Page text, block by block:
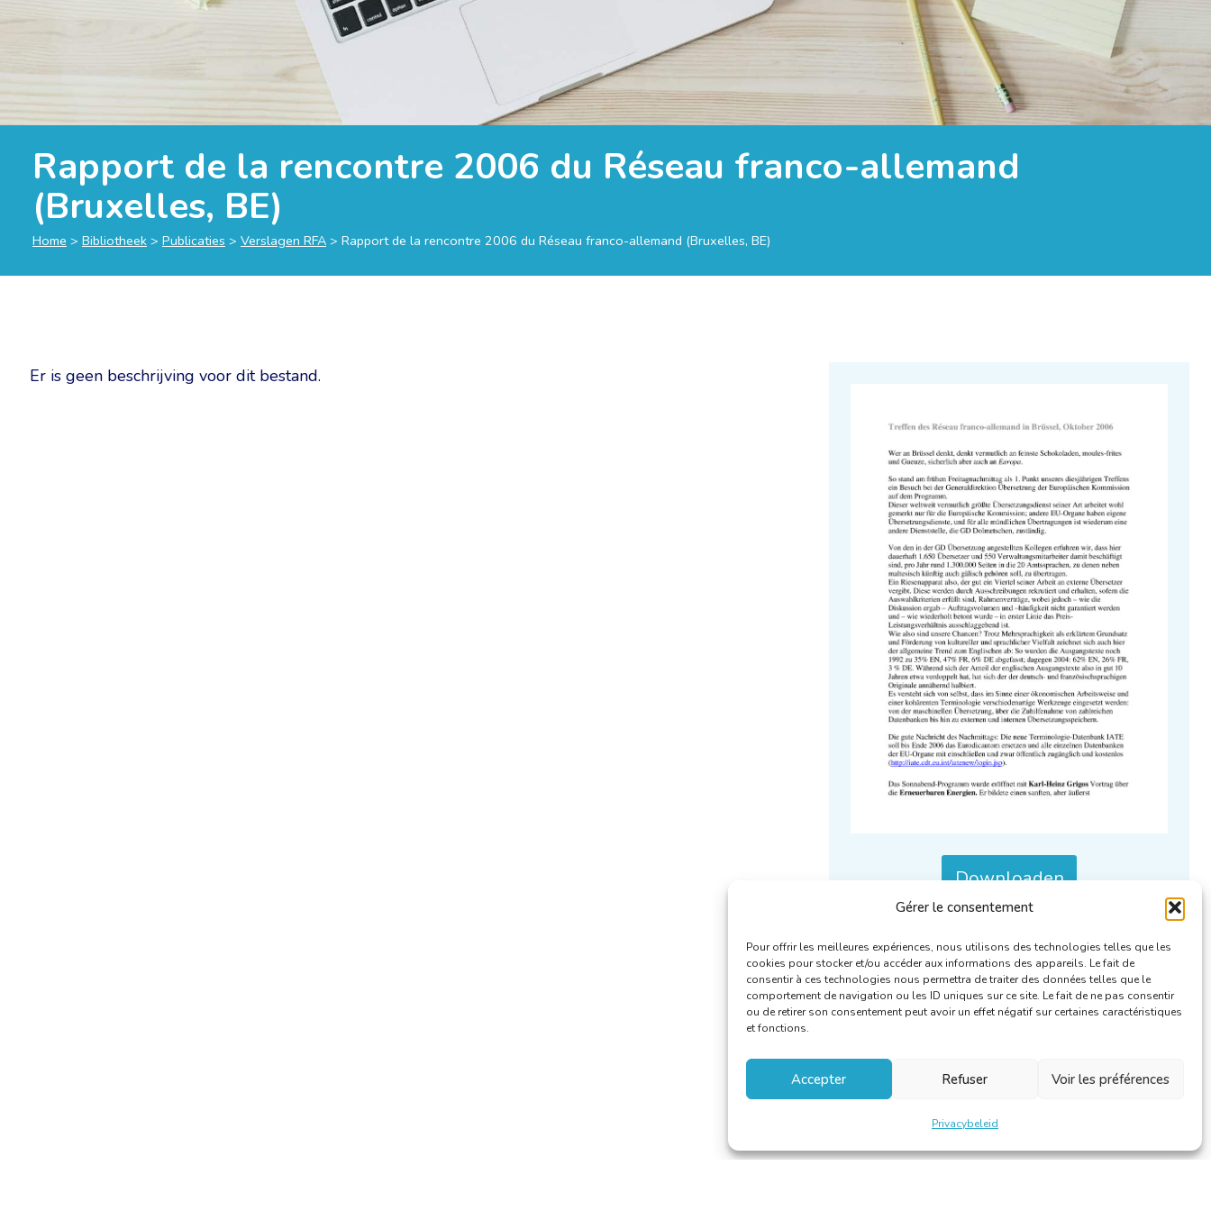
Gérer le consentement
Pour offrir les meilleures expériences, nous utilisons des technologies telles que les
cookies pour stocker et/ou accéder aux informations des appareils. Le fait de
consentir à ces technologies nous permettra de traiter des données telles que le
comportement de navigation ou les ID uniques sur ce site. Le fait de ne pas consentir
ou de retirer son consentement peut avoir un effet négatif sur certaines caractéristiques
et fonctions.
Accepter Refuser Voir les préférences
Privacybeleid
Rapport de la rencontre 2006 du Réseau franco-allemand
(Bruxelles, BE)
Home > Bibliotheek > Publicaties > Verslagen RFA > Rapport de la rencontre 2006 du Réseau franco-allemand (Bruxelles, BE)
Er is geen beschrijving voor dit bestand.
Downloaden
Categorieën : Verslagen RFA